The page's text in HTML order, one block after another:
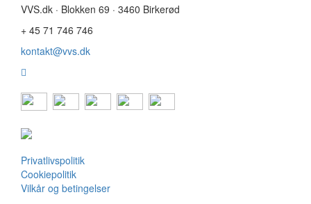
VVS.dk · Blokken 69 · 3460 Birkerød
+ 45 71 746 746
kontakt@vvs.dk
Privatlivspolitik
Cookiepolitik
Vilkår og betingelser